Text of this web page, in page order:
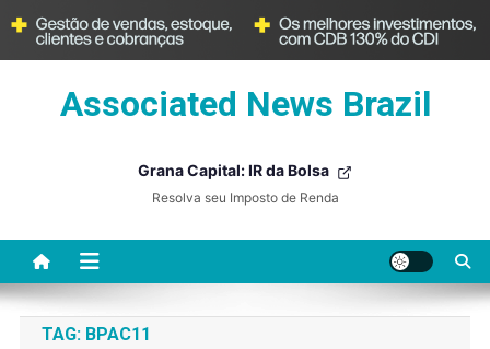
Associated News Brazil
Grana Capital: IR da Bolsa
Resolva seu Imposto de Renda
TAG: BPAC11